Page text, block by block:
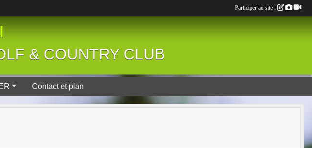
& COUNTRY CLUB
Contact et plan
Participer au site :